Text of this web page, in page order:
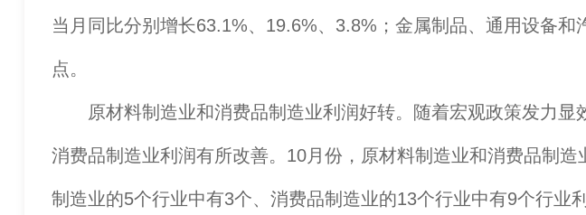
当月同比分别增长63.1%、19.6%、3.8%；金属制品、通用设备
点。
原材料制造业和消费品制造业利润好转。随着宏观政策发力显
消费品制造业利润有所改善。10月份，原材料制造业和消费品制
制造业的5个行业中有3个、消费品制造业的13个行业中有9个行